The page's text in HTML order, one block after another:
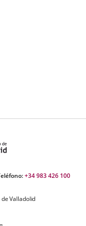
+34 983 426 100
Valladolid